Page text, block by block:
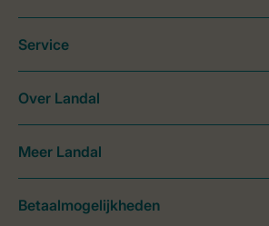
Service
Over Landal
Meer Landal
Betaalmogelijkheden